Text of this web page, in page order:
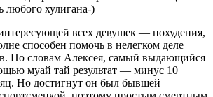
любого хулигана-)
всех девушек — похудения,
способен помочь в нелегком деле
По словам Алексея, самый выдающийся
муай тай результат — минус 10
Но достигнут он был бывшей